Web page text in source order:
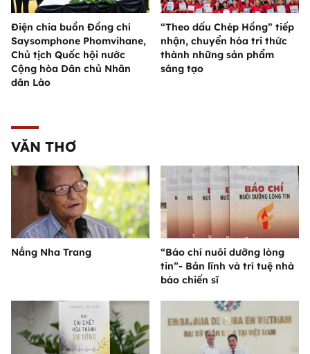
Điện chia buồn Đồng chí
Saysomphone Phomvihane,
Chủ tịch Quốc hội nước
Cộng hòa Dân chủ Nhân
dân Lào
“Theo dấu Chép Hồng” tiếp
nhận, chuyển hóa tri thức
thành những sản phẩm
sáng tạo
VĂN THƠ
Nắng Nha Trang
“Báo chí nuôi dưỡng lòng
tin”- Bản lĩnh và trí tuệ nhà
báo chiến sĩ